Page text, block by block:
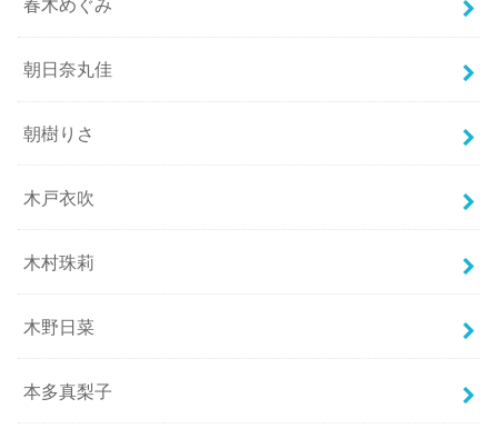
春木めぐみ
朝日奈丸佳
朝樹りさ
木戸衣吹
木村珠莉
木野日菜
本多真梨子